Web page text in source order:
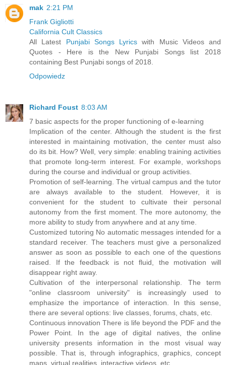
mak 2:21 PM
Frank Gigliotti
California Cult Classics
All Latest Punjabi Songs Lyrics with Music Videos and
Quotes - Here is the New Punjabi Songs list 2018
containing Best Punjabi songs of 2018.
Odpowiedz
Richard Foust 8:03 AM
7 basic aspects for the proper functioning of e-learning
Implication of the center. Although the student is the first
interested in maintaining motivation, the center must also
do its bit. How? Well, very simple: enabling training activities
that promote long-term interest. For example, workshops
during the course and individual or group activities.
Promotion of self-learning. The virtual campus and the tutor
are always available to the student. However, it is
convenient for the student to cultivate their personal
autonomy from the first moment. The more autonomy, the
more ability to study from anywhere and at any time.
Customized tutoring No automatic messages intended for a
standard receiver. The teachers must give a personalized
answer as soon as possible to each one of the questions
raised. If the feedback is not fluid, the motivation will
disappear right away.
Cultivation of the interpersonal relationship. The term
"online classroom university" is increasingly used to
emphasize the importance of interaction. In this sense,
there are several options: live classes, forums, chats, etc.
Continuous innovation There is life beyond the PDF and the
Power Point. In the age of digital natives, the online
university presents information in the most visual way
possible. That is, through infographics, graphics, concept
maps, virtual realities, interactive videos, etc.